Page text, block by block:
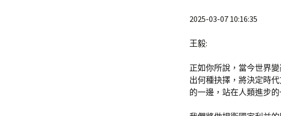
2025-03-07 10:16:35
王毅:
正如你所說，當今世界
出何種抉擇，將決定時
的一邊，站在人類進步